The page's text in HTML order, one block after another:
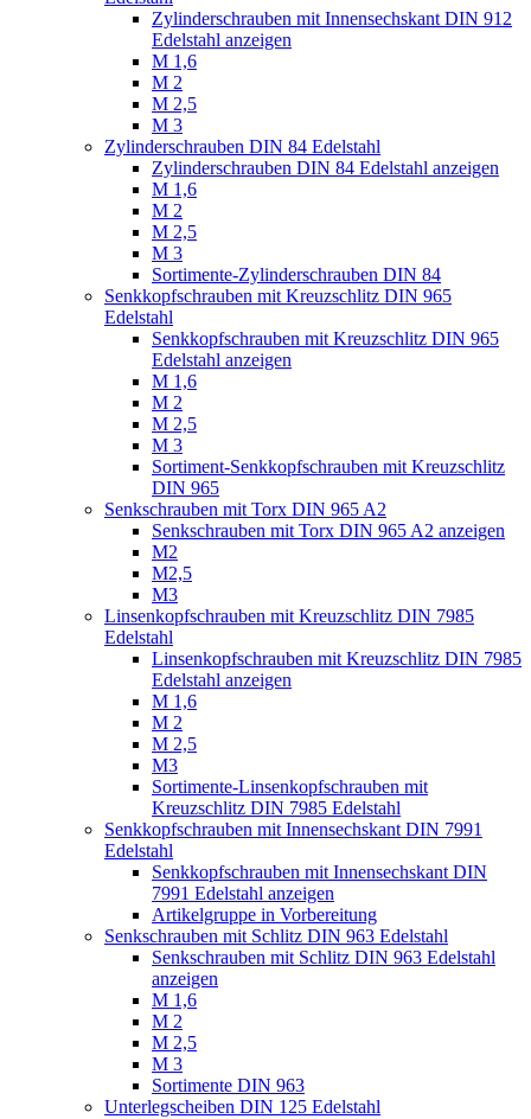
Zylinderschrauben mit Innensechskant DIN 912
Edelstahl anzeigen
M 1,6
M 2
M 2,5
M 3
Zylinderschrauben DIN 84 Edelstahl
Zylinderschrauben DIN 84 Edelstahl anzeigen
M 1,6
M 2
M 2,5
M 3
Sortimente-Zylinderschrauben DIN 84
Senkkopfschrauben mit Kreuzschlitz DIN 965
Edelstahl
Senkkopfschrauben mit Kreuzschlitz DIN 965
Edelstahl anzeigen
M 1,6
M 2
M 2,5
M 3
Sortiment-Senkkopfschrauben mit Kreuzschlitz
DIN 965
Senkschrauben mit Torx DIN 965 A2
Senkschrauben mit Torx DIN 965 A2 anzeigen
M2
M2,5
M3
Linsenkopfschrauben mit Kreuzschlitz DIN 7985
Edelstahl
Linsenkopfschrauben mit Kreuzschlitz DIN 7985
Edelstahl anzeigen
M 1,6
M 2
M 2,5
M3
Sortimente-Linsenkopfschrauben mit
Kreuzschlitz DIN 7985 Edelstahl
Senkkopfschrauben mit Innensechskant DIN 7991
Edelstahl
Senkkopfschrauben mit Innensechskant DIN
7991 Edelstahl anzeigen
Artikelgruppe in Vorbereitung
Senkschrauben mit Schlitz DIN 963 Edelstahl
Senkschrauben mit Schlitz DIN 963 Edelstahl
anzeigen
M 1,6
M 2
M 2,5
M 3
Sortimente DIN 963
Unterlegscheiben DIN 125 Edelstahl